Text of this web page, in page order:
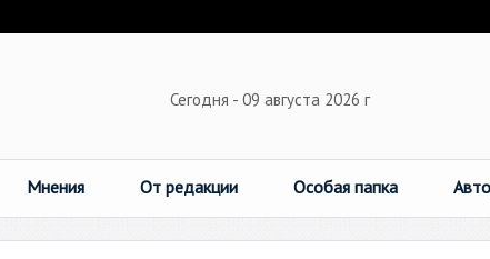
Сегодня - 09 августа 2026 г
Мнения От редакции Особая папка